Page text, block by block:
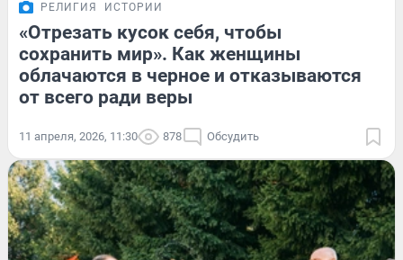
РЕЛИГИЯ ИСТОРИИ
«Отрезать кусок себя, чтобы
сохранить мир». Как женщины
облачаются в черное и отказываются
от всего ради веры
11 апреля, 2026, 11:30 878 Обсудить